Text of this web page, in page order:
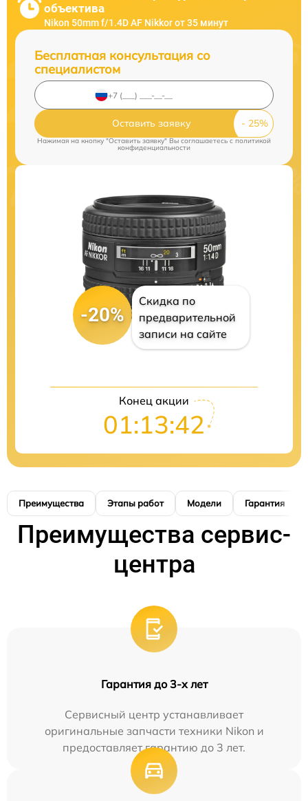
объектива
Nikon 50mm f/1.4D AF Nikkor от 35 минут
Бесплатная консультация со
специалистом
Оставить заявку
Нажимая на кнопку "Оставить заявку" Вы соглашаетесь cполитикой
конфиденциальности
-20%
Скидка по
предварительной
записи на сайте
Конец акции
01:13:41
Преимущества Этапы работ Модели Гарантия
Преимущества сервис-
центра
Гарантия до 3-х лет
Сервисный центр устанавливает
оригинальные запчасти техники Nikon и
предоставляет гарантию до 3 лет.